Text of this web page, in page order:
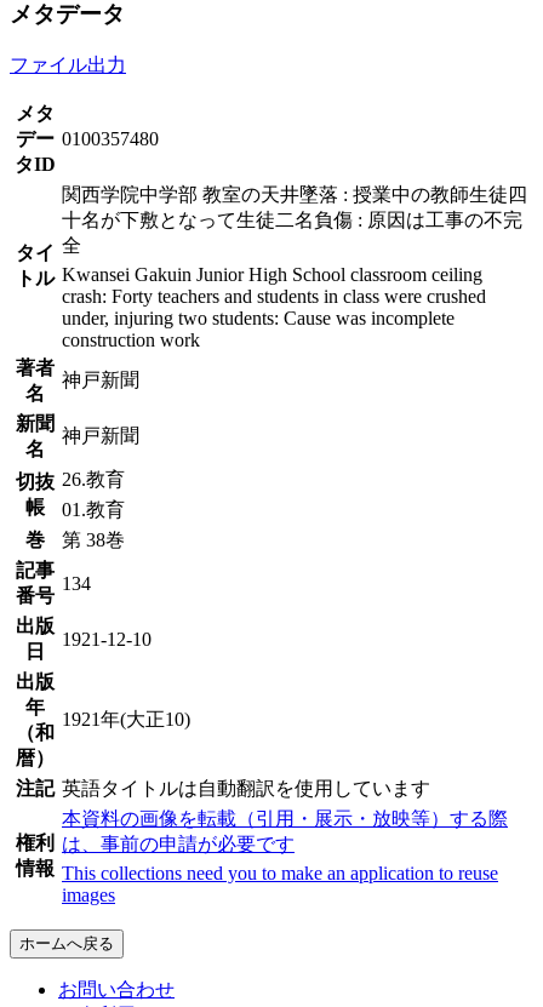
メタデータ
ファイル出力
メタ
デー
タID
0100357480
タイ
トル
関西学院中学部 教室の天井墜落 : 授業中の教師生徒四
十名が下敷となって生徒二名負傷 : 原因は工事の不完
全
Kwansei Gakuin Junior High School classroom ceiling
crash: Forty teachers and students in class were crushed
under, injuring two students: Cause was incomplete
construction work
著者
名
神戸新聞
新聞
名
神戸新聞
切抜
帳
26.教育
01.教育
巻
第 38巻
記事
番号
134
出版
日
1921-12-10
出版
年
（和
暦）
1921年(大正10)
注記 英語タイトルは自動翻訳を使用しています
権利
情報
本資料の画像を転載（引用・展示・放映等）する際
は、事前の申請が必要です
This collections need you to make an application to reuse
images
ホームへ戻る
お問い合わせ